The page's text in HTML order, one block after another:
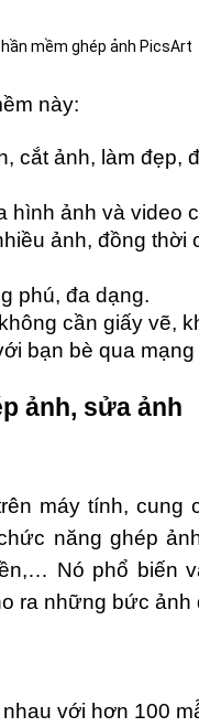
này:
cắt ảnh, làm đẹp,
ảnh và video
ảnh, đồng thời
phú, đa dạng.
cần giấy vẽ,
bạn bè qua mạng
ảnh, sửa ảnh
máy tính, cung
năng ghép
Nó phổ biến
ra những bức ảnh
với hơn 100